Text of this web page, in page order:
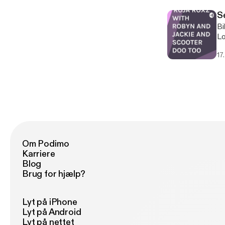
Bills
Om Podimo
Karriere
Blog
Brug for hjælp?
Lyt på iPhone
Lyt på Android
Lyt på nettet